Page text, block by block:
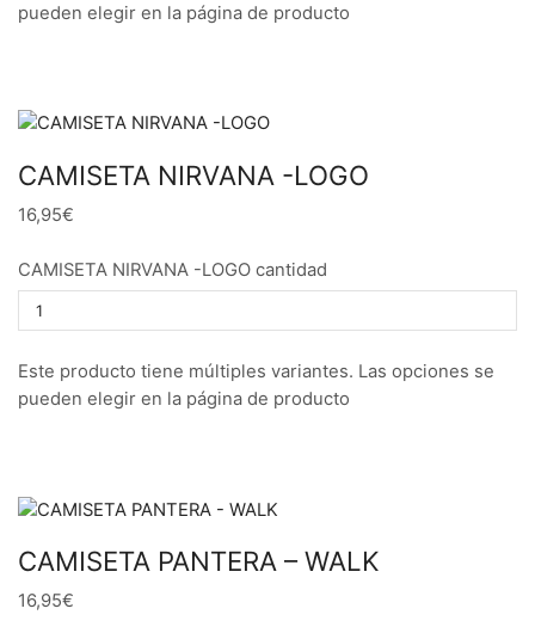
pueden elegir en la página de producto
CAMISETA NIRVANA -LOGO
16,95€
CAMISETA NIRVANA -LOGO cantidad
Este producto tiene múltiples variantes. Las opciones se
pueden elegir en la página de producto
CAMISETA PANTERA – WALK
16,95€